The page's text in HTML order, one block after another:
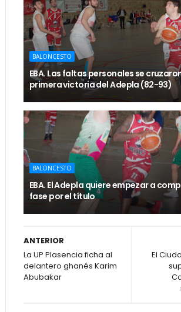
BALONCESTO
EBA. Las faltas personales se
primera victoria del Adepla (82-93)
BALONCESTO
EBA. El Adepla quiere empezar a
fase por el título
El
ANTERIOR
La UP Plasencia ficha al
delantero ghanés Karim
Abubakar